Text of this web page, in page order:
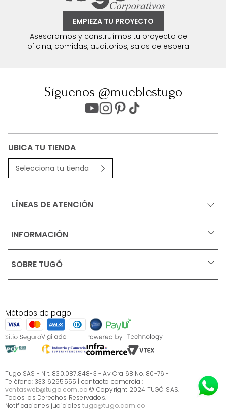
EMPIEZA TU PROYECTO
Asesoramos y construímos tu proyecto de:
oficina, comidas, auditorios, salas de espera.
Síguenos @mueblestugo
UBICA TU TIENDA
Selecciona tu tienda
LÍNEAS DE ATENCIÓN
INFORMACIÓN +
Ofertas vigentes
Términos, condiciones y restricciones para productos
S.A.S
Términos, condiciones y restricciones Tugó S.A.S
Instructivo cuidado de muebles
Sé parte de Tugó
¿Quiénes somos?
Servicio al cliente
SOBRE TUGÓ +
¿Quieres vender en Tugó?
Métodos de pago
Tugo SAS - Nit. 830.087.848-3 - Av Cra 68 No. 80-76 -
Teléfono: 333 6255555 | contacto comercial:
ventasweb@tugo.com.co © Copyright 2024 TUGÓ SAS.
Todos los Derechos Reservados.
Notificaciones judicialestugo@tugo.com.co